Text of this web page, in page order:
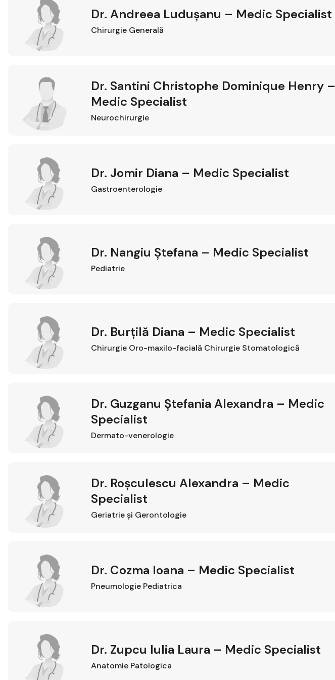
Dr. Andreea Ludușanu – Medic Specialist
Chirurgie Generală
Dr. Santini Christophe Dominique Henry –
Medic Specialist
Neurochirurgie
Dr. Jomir Diana – Medic Specialist
Gastroenterologie
Dr. Nangiu Ștefana – Medic Specialist
Pediatrie
Dr. Burțilă Diana – Medic Specialist
Chirurgie Oro-maxilo-facială Chirurgie Stomatologică
Dr. Guzganu Ștefania Alexandra – Medic
Specialist
Dermato-venerologie
Dr. Roșculescu Alexandra – Medic
Specialist
Geriatrie şi Gerontologie
Dr. Cozma Ioana – Medic Specialist
Pneumologie Pediatrica
Dr. Zupcu Iulia Laura – Medic Specialist
Anatomie Patologica